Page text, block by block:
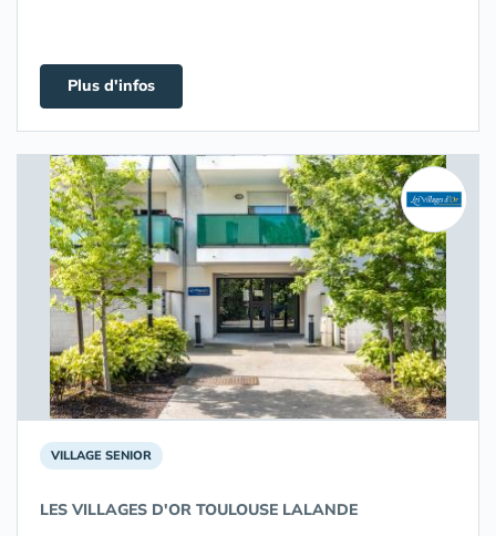
Plus d'infos
VILLAGE SENIOR
LES VILLAGES D'OR TOULOUSE LALANDE